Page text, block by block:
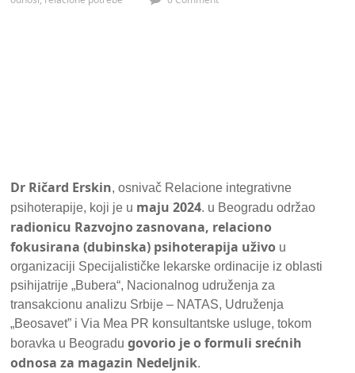
Dr Ričard Erskin, osnivač Relacione integrativne
psihoterapije, koji je u maju 2024. u Beogradu održao
radionicu Razvojno zasnovana, relaciono
fokusirana (dubinska) psihoterapija uživo u
organizaciji Specijalističke lekarske ordinacije iz oblasti
psihijatrije „Bubera“, Nacionalnog udruženja za
transakcionu analizu Srbije – NATAS, Udruženja
„Beosavet” i Via Mea PR konsultantske usluge, tokom
boravka u Beogradugovorio je o formuli srećnih
odnosa za magazin Nedeljnik.